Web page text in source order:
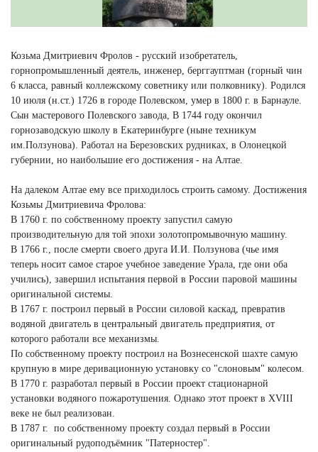
Козьма Дмитриевич Фролов - русский изобретатель,
горнопромышленный деятель, инженер, берггауптман (горный чин
6 класса, равный коллежскому советнику или полковнику). Родился
10 июля (н.ст.) 1726 в городе Полевском, умер в 1800 г. в Барнауле.
Сын мастерового Полевского завода, В 1744 году окончил
горнозаводскую школу в Екатеринбурге (ныне техникум
им.Ползунова). Работал на Березовских рудниках, в Олонецкой
губернии, но наибольшие его достижения - на Алтае.
На далеком Алтае ему все приходилось строить самому. Достижения
Козьмы Дмитриевича Фролова:
В 1760 г. по собственному проекту запустил самую
производительную для той эпохи золотопромывочную машину.
В 1766 г., после смерти своего друга И.И. Ползунова (чье имя
теперь носит самое старое учебное заведение Урала, где они оба
учились), завершил испытания первой в России паровой машины
оригинальной системы.
В 1767 г. построил первый в России силовой каскад, превратив
водяной двигатель в центральный двигатель предприятия, от
которого работали все механизмы.
По собственному проекту построил на Вознесенской шахте самую
крупную в мире деривационную установку со "слоновым" колесом.
В 1770 г. разработал первый в России проект стационарной
установки водяного пожаротушения. Однако этот проект в XVIII
веке не был реализован.
В 1787 г. по собственному проекту создал первый в России
оригинальный рудоподъёмник "Патерностер".